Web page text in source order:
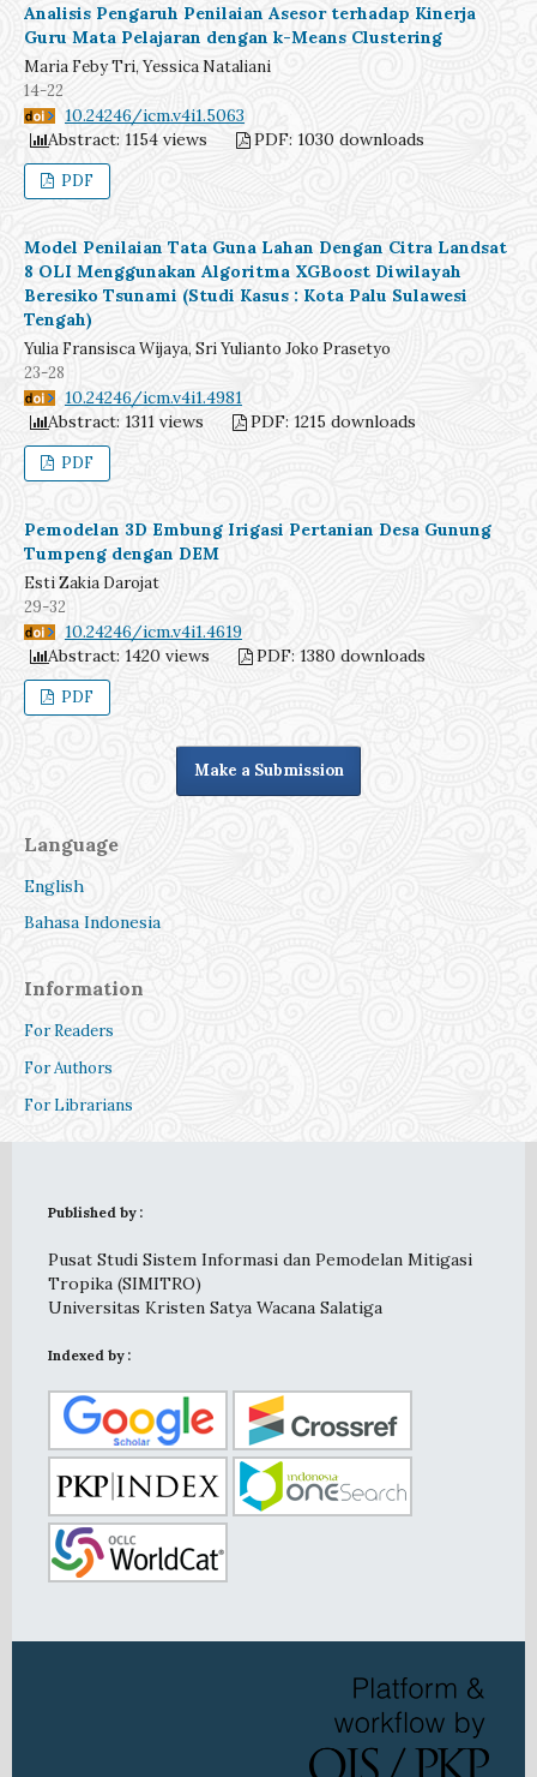
Analisis Pengaruh Penilaian Asesor terhadap Kinerja
Guru Mata Pelajaran dengan k-Means Clustering
Maria Feby Tri, Yessica Nataliani
14-22
DOI: 10.24246/icm.v4i1.5063
Abstract: 1154 views
PDF: 1030 downloads
PDF
Model Penilaian Tata Guna Lahan Dengan Citra Landsat
8 OLI Menggunakan Algoritma XGBoost Diwilayah
Beresiko Tsunami (Studi Kasus : Kota Palu Sulawesi
Tengah)
Yulia Fransisca Wijaya, Sri Yulianto Joko Prasetyo
23-28
DOI: 10.24246/icm.v4i1.4981
Abstract: 1311 views
PDF: 1215 downloads
PDF
Pemodelan 3D Embung Irigasi Pertanian Desa Gunung
Tumpeng dengan DEM
Esti Zakia Darojat
29-32
DOI: 10.24246/icm.v4i1.4619
Abstract: 1420 views
PDF: 1380 downloads
PDF
Make a Submission
Language
English
Bahasa Indonesia
Information
For Readers
For Authors
For Librarians
Published by :
Pusat Studi Sistem Informasi dan Pemodelan Mitigasi
Tropika (SIMITRO)
Universitas Kristen Satya Wacana Salatiga
Indexed by :